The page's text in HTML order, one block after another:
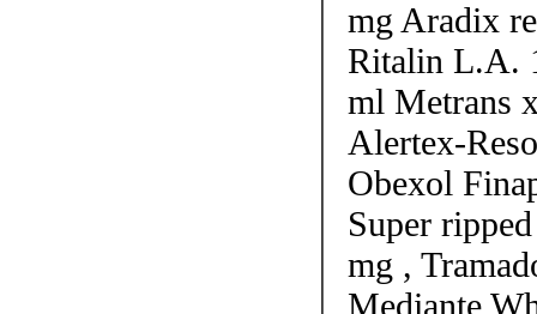
mg Aradix
Ritalin L.A.
ml Metrans
Alertex-
Obexol
Super
mg ,
Mediante